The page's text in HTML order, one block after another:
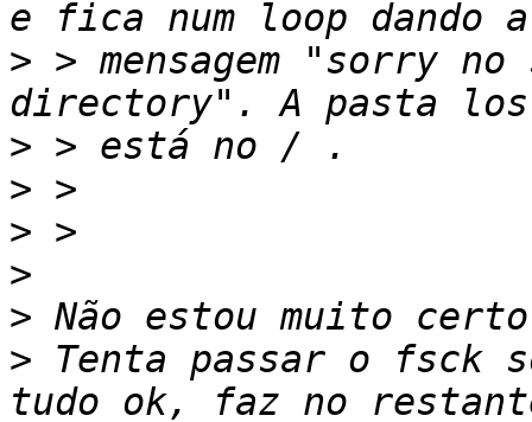
> > mensagem "sorry
>
>
>
>
>
> Tenta passar o fsck